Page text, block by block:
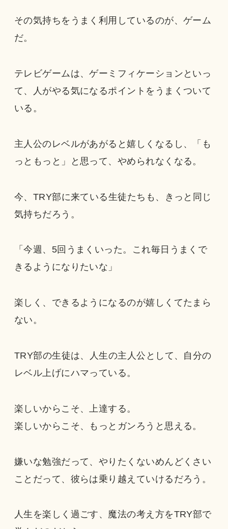
その気持ちをうまく利用しているのが、ゲーム
だ。
テレビゲームは、ゲーミフィケーションといっ
て、人がやる気になるポイントをうまくついて
いる。
主人公のレベルがあがると嬉しくなるし、「も
っともっと」と思って、やめられなくなる。
今、TRY部に来ている生徒たちも、きっと同じ
気持ちだろう。
「今週、5回うまくいった。これ毎日うまくで
きるようになりたいな」
楽しく、できるようになるのが嬉しくてたまら
ない。
TRY部の生徒は、人生の主人公として、自分の
レベル上げにハマっている。
楽しいからこそ、上達する。
楽しいからこそ、もっとガンろうと思える。
嫌いな勉強だって、やりたくないめんどくさい
ことだって、彼らは乗り越えていけるだろう。
人生を楽しく過ごす、魔法の考え方をTRY部で